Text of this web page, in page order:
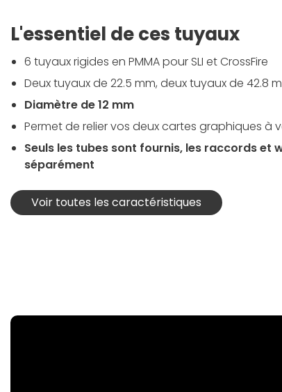
L'essentiel de ces tuyaux
6 tuyaux rigides en PMMA pour SLI et CrossFire
Deux tuyaux de 22.5 mm, deux tuyaux de 42.8
Diamètre de 12 mm
Permet de relier vos deux cartes graphiques à
Seuls les tubes sont fournis, les raccords et
séparément
Voir toutes les caractéristiques